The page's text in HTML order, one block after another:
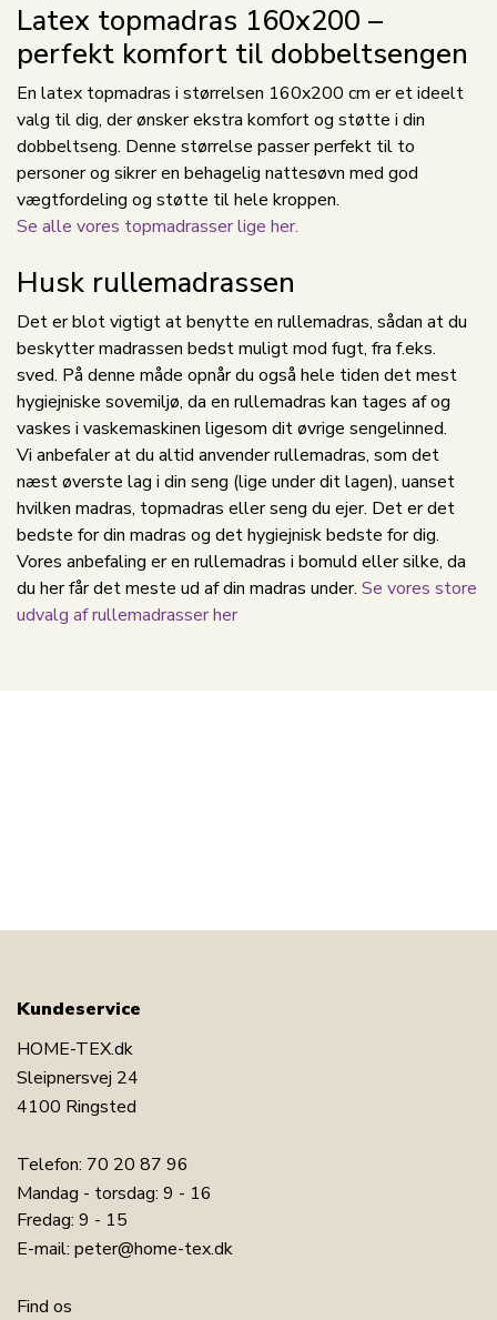
Latex topmadras 160x200 –
perfekt komfort til dobbeltsengen
En latex topmadras i størrelsen 160x200 cm er et ideelt
valg til dig, der ønsker ekstra komfort og støtte i din
dobbeltseng. Denne størrelse passer perfekt til to
personer og sikrer en behagelig nattesøvn med god
vægtfordeling og støtte til hele kroppen.
Se alle vores topmadrasser lige her.
Husk rullemadrassen
Det er blot vigtigt at benytte en rullemadras, sådan at du
beskytter madrassen bedst muligt mod fugt, fra f.eks.
sved. På denne måde opnår du også hele tiden det mest
hygiejniske sovemiljø, da en rullemadras kan tages af og
vaskes i vaskemaskinen ligesom dit øvrige sengelinned.
Vi anbefaler at du altid anvender rullemadras, som det
næst øverste lag i din seng (lige under dit lagen), uanset
hvilken madras, topmadras eller seng du ejer. Det er det
bedste for din madras og det hygiejnisk bedste for dig.
Vores anbefaling er en rullemadras i bomuld eller silke, da
du her får det meste ud af din madras under. Se vores store
udvalg af rullemadrasser her
Kundeservice
HOME-TEX.dk
Sleipnersvej 24
4100 Ringsted
Telefon: 70 20 87 96
Mandag - torsdag: 9 - 16
Fredag: 9 - 15
E-mail: peter@home-tex.dk
Find os